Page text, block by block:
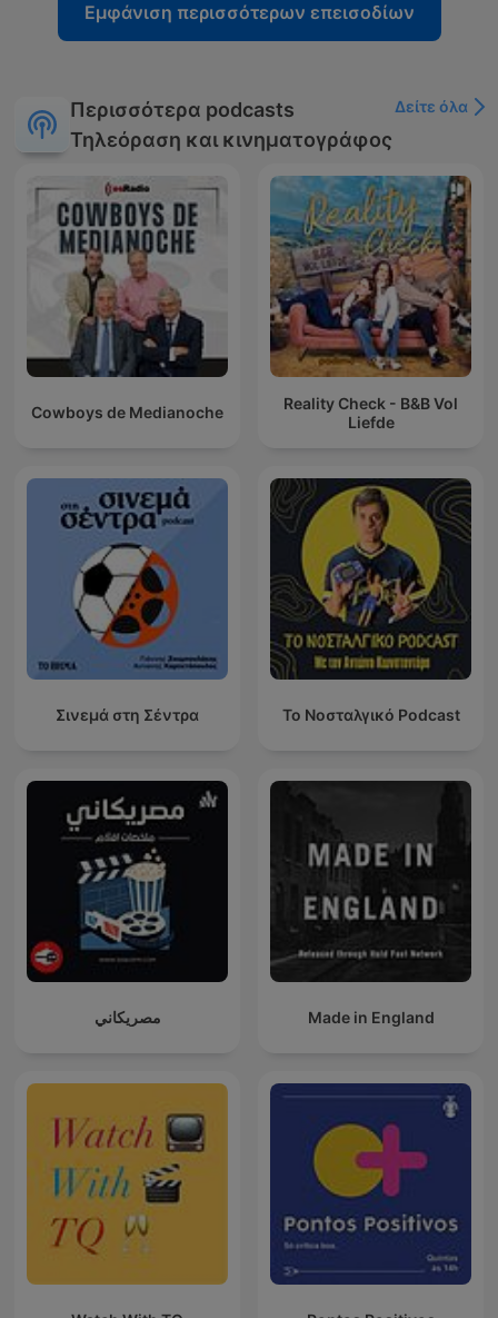
Εμφάνιση περισσότερων επεισοδίων
Περισσότερα podcasts
Τηλεόραση και κινηματογράφος
Δείτε όλα
Cowboys de Medianoche
Reality Check - B&B Vol
Liefde
Σινεμά στη Σέντρα Το Νοσταλγικό Podcast
مصريكاني Made in England